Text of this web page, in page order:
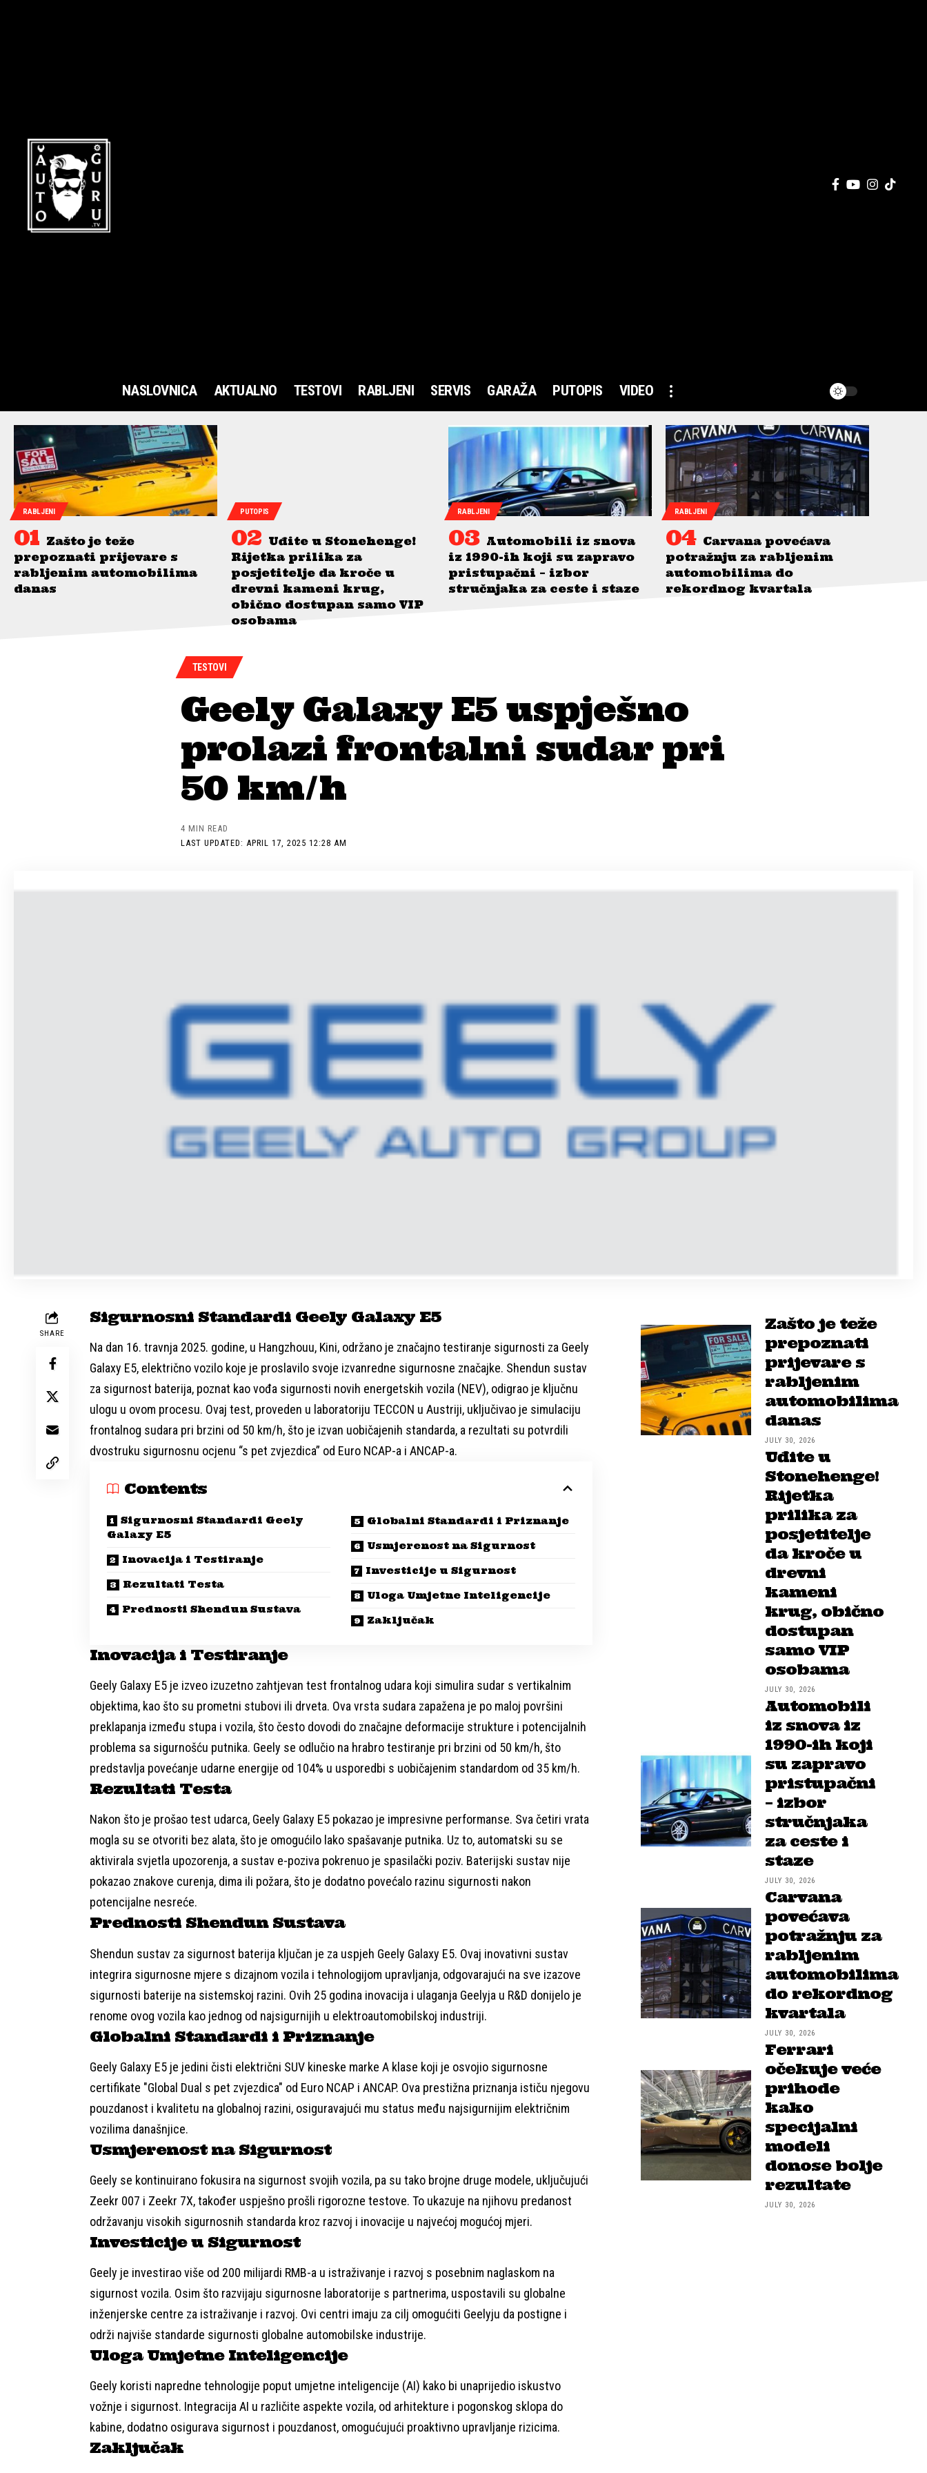
NASLOVNICA AKTUALNO TESTOVI RABLJENI SERVIS GARAŽA PUTOPIS VIDEO
RABLJENI
Zašto je teže
prepoznati prijevare s
rabljenim automobilima
danas
PUTOPIS
Uđite u Stonehenge!
Rijetka prilika za
posjetitelje da kroče u
drevni kameni krug,
obično dostupan samo VIP
osobama
RABLJENI
Automobili iz snova
iz 1990-ih koji su zapravo
pristupačni – izbor
stručnjaka za ceste i staze
RABLJENI
Carvana povećava
potražnju za rabljenim
automobilima do
rekordnog kvartala
TESTOVI
Geely Galaxy E5 uspješno
prolazi frontalni sudar pri
50 km/h
LAST UPDATED: APRIL 17, 2025 12:28 AM
4 MIN READ
SHARE
Sigurnosni Standardi Geely Galaxy E5
Na dan 16. travnja 2025. godine, u Hangzhouu, Kini, održano je značajno testiranje sigurnosti za Geely
Galaxy E5, električno vozilo koje je proslavilo svoje izvanredne sigurnosne značajke. Shendun sustav
za sigurnost baterija, poznat kao vođa sigurnosti novih energetskih vozila (NEV), odigrao je ključnu
ulogu u ovom procesu. Ovaj test, proveden u laboratoriju TECCON u Austriji, uključivao je simulaciju
frontalnog sudara pri brzini od 50 km/h, što je izvan uobičajenih standarda, a rezultati su potvrdili
dvostruku sigurnosnu ocjenu “s pet zvjezdica” od Euro NCAP-a i ANCAP-a.
Contents
Sigurnosni Standardi Geely
Galaxy E5
Inovacija i Testiranje
Rezultati Testa
Prednosti Shendun Sustava
Globalni Standardi i Priznanje
Usmjerenost na Sigurnost
Investicije u Sigurnost
Uloga Umjetne Inteligencije
Zaključak
Inovacija i Testiranje
Geely Galaxy E5 je izveo izuzetno zahtjevan test frontalnog udara koji simulira sudar s vertikalnim
objektima, kao što su prometni stubovi ili drveta. Ova vrsta sudara zapažena je po maloj površini
preklapanja između stupa i vozila, što često dovodi do značajne deformacije strukture i potencijalnih
problema sa sigurnošću putnika. Geely se odlučio na hrabro testiranje pri brzini od 50 km/h, što
predstavlja povećanje udarne energije od 104% u usporedbi s uobičajenim standardom od 35 km/h.
Rezultati Testa
Nakon što je prošao test udarca, Geely Galaxy E5 pokazao je impresivne performanse. Sva četiri vrata
mogla su se otvoriti bez alata, što je omogućilo lako spašavanje putnika. Uz to, automatski su se
aktivirala svjetla upozorenja, a sustav e-poziva pokrenuo je spasilački poziv. Baterijski sustav nije
pokazao znakove curenja, dima ili požara, što je dodatno povećalo razinu sigurnosti nakon
potencijalne nesreće.
Prednosti Shendun Sustava
Shendun sustav za sigurnost baterija ključan je za uspjeh Geely Galaxy E5. Ovaj inovativni sustav
integrira sigurnosne mjere s dizajnom vozila i tehnologijom upravljanja, odgovarajući na sve izazove
sigurnosti baterije na sistemskoj razini. Ovih 25 godina inovacija i ulaganja Geelyja u R&D donijelo je
renome ovog vozila kao jednog od najsigurnijih u elektroautomobilskoj industriji.
Globalni Standardi i Priznanje
Geely Galaxy E5 je jedini čisti električni SUV kineske marke A klase koji je osvojio sigurnosne
certifikate "Global Dual s pet zvjezdica" od Euro NCAP i ANCAP. Ova prestižna priznanja ističu njegovu
pouzdanost i kvalitetu na globalnoj razini, osiguravajući mu status među najsigurnijim električnim
vozilima današnjice.
Usmjerenost na Sigurnost
Geely se kontinuirano fokusira na sigurnost svojih vozila, pa su tako brojne druge modele, uključujući
Zeekr 007 i Zeekr 7X, također uspješno prošli rigorozne testove. To ukazuje na njihovu predanost
održavanju visokih sigurnosnih standarda kroz razvoj i inovacije u najvećoj mogućoj mjeri.
Investicije u Sigurnost
Geely je investirao više od 200 milijardi RMB-a u istraživanje i razvoj s posebnim naglaskom na
sigurnost vozila. Osim što razvijaju sigurnosne laboratorije s partnerima, uspostavili su globalne
inženjerske centre za istraživanje i razvoj. Ovi centri imaju za cilj omogućiti Geelyju da postigne i
održi najviše standarde sigurnosti globalne automobilske industrije.
Uloga Umjetne Inteligencije
Geely koristi napredne tehnologije poput umjetne inteligencije (AI) kako bi unaprijedio iskustvo
vožnje i sigurnost. Integracija AI u različite aspekte vozila, od arhitekture i pogonskog sklopa do
kabine, dodatno osigurava sigurnost i pouzdanost, omogućujući proaktivno upravljanje rizicima.
Zaključak
Zašto je teže
prepoznati
prijevare s
rabljenim
automobilima
danas
JULY 30, 2026
Uđite u
Stonehenge!
Rijetka
prilika za
posjetitelje
da kroče u
drevni
kameni
krug, obično
dostupan
samo VIP
osobama
JULY 30, 2026
Automobili
iz snova iz
1990-ih koji
su zapravo
pristupačni
– izbor
stručnjaka
za ceste i
staze
JULY 30, 2026
Carvana
povećava
potražnju za
rabljenim
automobilima
do rekordnog
kvartala
JULY 30, 2026
Ferrari
očekuje veće
prihode
kako
specijalni
modeli
donose bolje
rezultate
JULY 30, 2026